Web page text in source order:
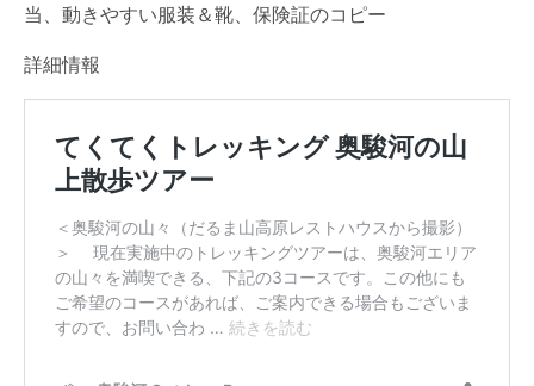
当、動きやすい服装＆靴、保険証のコピー
詳細情報